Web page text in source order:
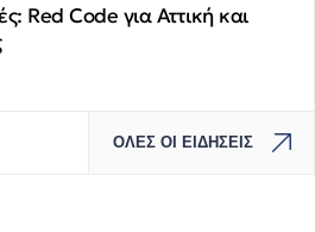
Red Code για Αττική και
ΟΛΕΣ ΟΙ ΕΙΔΗΣΕΙΣ